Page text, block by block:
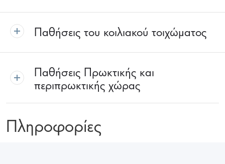
Παθήσεις του κοιλιακού τοιχώματος
Παθήσεις Πρωκτικής και
περιπρωκτικής χώρας
Πληροφορίες